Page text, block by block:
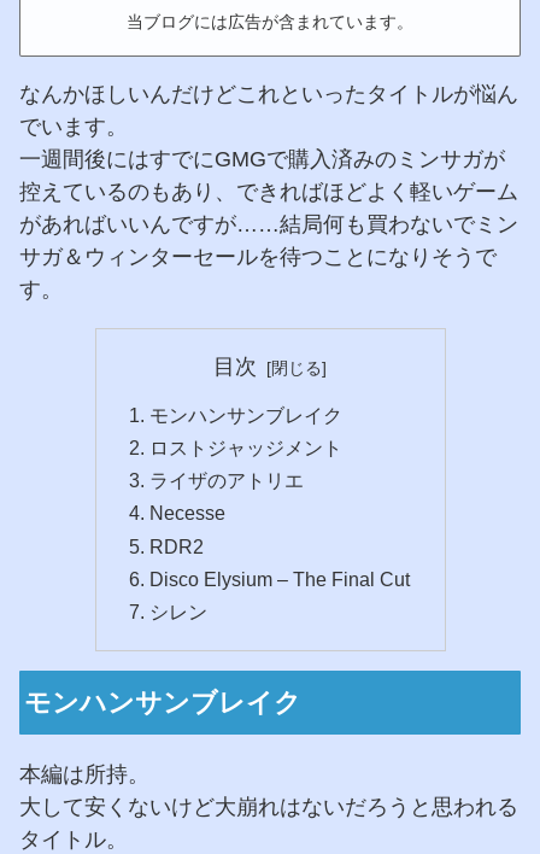
当ブログには広告が含まれています。
なんかほしいんだけどこれといったタイトルが悩ん
でいます。
一週間後にはすでにGMGで購入済みのミンサガが
控えているのもあり、できればほどよく軽いゲーム
があればいいんですが……結局何も買わないでミン
サガ＆ウィンターセールを待つことになりそうで
す。
目次
モンハンサンブレイク
ロストジャッジメント
ライザのアトリエ
Necesse
RDR2
Disco Elysium – The Final Cut
シレン
モンハンサンブレイク
本編は所持。
大して安くないけど大崩れはないだろうと思われる
タイトル。